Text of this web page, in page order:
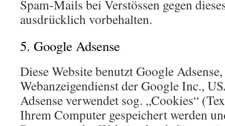
Spam-Mails bei Verstössen gegen
ausdrücklich vorbehalten.
5. Google Adsense
Diese Website benutzt Google
Webanzeigendienst der Google Inc.,
Adsense verwendet sog. „Cookies“
Ihrem Computer gespeichert werden